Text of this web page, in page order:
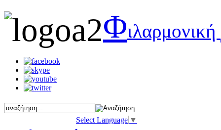
Φιλαρμονική
Select Language ▼